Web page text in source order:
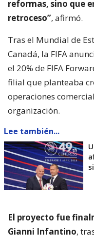
reformas, sino que
retroceso”, afirmó.
Tras el Mundial de
Canadá, la FIFA
el 20% de FIFA
filial que planteaba
operaciones
organización.
Lee también...
El proyecto fue
Gianni Infantino,